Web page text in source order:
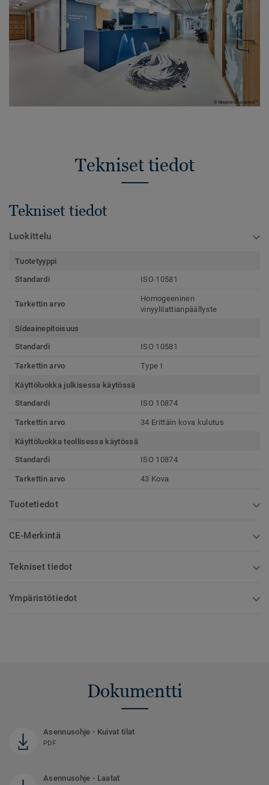
Tekniset tiedot
Tekniset tiedot
Luokittelu
Tuotetyyppi
Standardi
ISO 10581
Tarkettin arvo
Homogeeninen
vinyylilattianpäällyste
Sideainepitoisuus
Standardi
ISO 10581
Tarkettin arvo Type I
Käyttöluokka julkisessa käytössä
Standardi
ISO 10874
Tarkettin arvo 34 Erittäin kova kulutus
Käyttöluokka teollisessa käytössä
Standardi
ISO 10874
Tarkettin arvo 43 Kova
Tuotetiedot
CE-Merkintä
Tekniset tiedot
Ympäristötiedot
Dokumentti
Asennusohje - Kuivat tilat
PDF
Asennusohje - Laatat